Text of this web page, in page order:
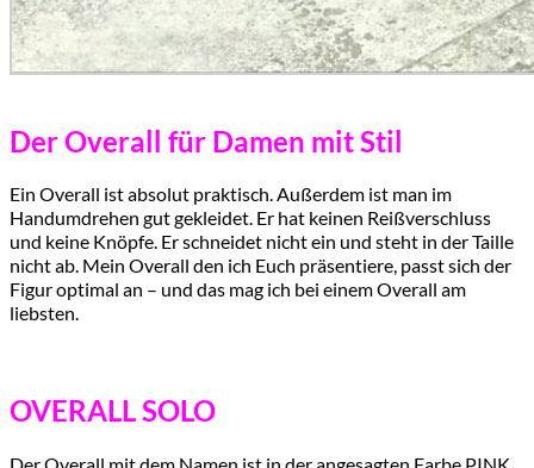
Der Overall für Damen mit Stil
Ein Overall ist absolut praktisch. Außerdem ist man im
Handumdrehen gut gekleidet. Er hat keinen Reißverschluss
und keine Knöpfe. Er schneidet nicht ein und steht in der Taille
nicht ab. Mein Overall den ich Euch präsentiere, passt sich der
Figur optimal an – und das mag ich bei einem Overall am
liebsten.
OVERALL SOLO